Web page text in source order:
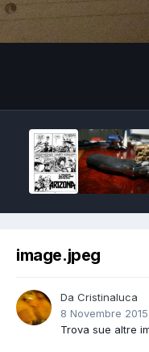
image.jpeg
Da Cristinaluca
8 Novembre 2015
Trova sue altre